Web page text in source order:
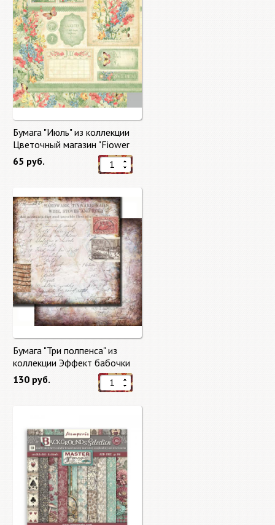
Бумага "Июль" из коллекции
Цветочный магазин "Fiower
Market"
65 руб.
Бумага "Три полпенса" из
коллекции Эффект бабочки
"Butterfly Effect"
130 руб.